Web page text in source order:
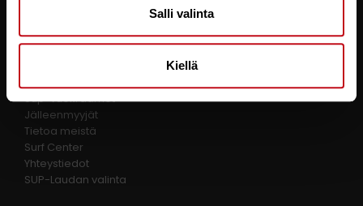
Salli valinta
Kiellä
Sup-vuokraamot
Jälleenmyyjät
Tietoa meistä
Surf Center
Yhteystiedot
SUP-Laudan valinta